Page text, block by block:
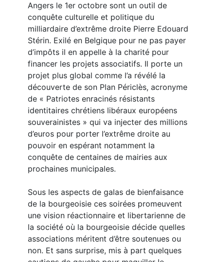
Angers le 1er octobre sont un outil de
conquête culturelle et politique du
milliardaire d’extrême droite Pierre Edouard
Stérin. Exilé en Belgique pour ne pas payer
d’impôts il en appelle à la charité pour
financer les projets associatifs. Il porte un
projet plus global comme l’a révélé la
découverte de son Plan Périclès, acronyme
de « Patriotes enracinés résistants
identitaires chrétiens libéraux européens
souverainistes » qui va injecter des millions
d’euros pour porter l’extrême droite au
pouvoir en espérant notamment la
conquête de centaines de mairies aux
prochaines municipales.
Sous les aspects de galas de bienfaisance
de la bourgeoisie ces soirées promeuvent
une vision réactionnaire et libertarienne de
la société où la bourgeoisie décide quelles
associations méritent d’être soutenues ou
non. Et sans surprise, mis à part quelques